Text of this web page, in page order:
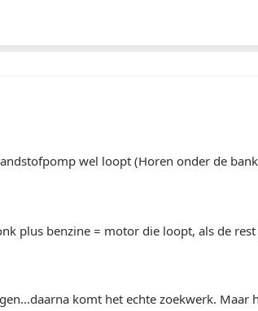
wel loopt (Horen onder de
plus benzine = motor die loopt, als de
komt het echte zoekwerk. Maar